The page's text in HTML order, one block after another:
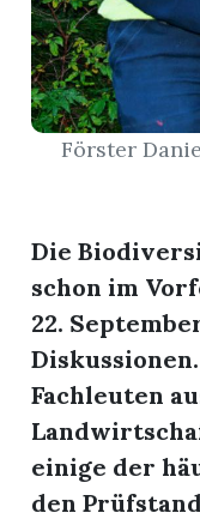
Förster
Die
schon im
22.
Fachleuten
einige der
den